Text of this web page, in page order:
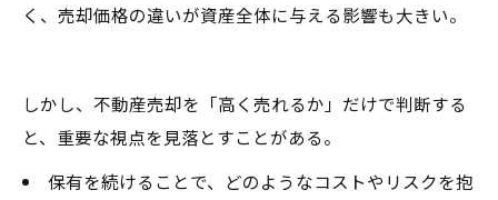
く、売却価格の違いが資産全体に与える影響も大きい。
しかし、不動産売却を「高く売れるか」だけで判断する
と、重要な視点を見落とすことがある。
保有を続けることで、どのようなコストやリスクを抱